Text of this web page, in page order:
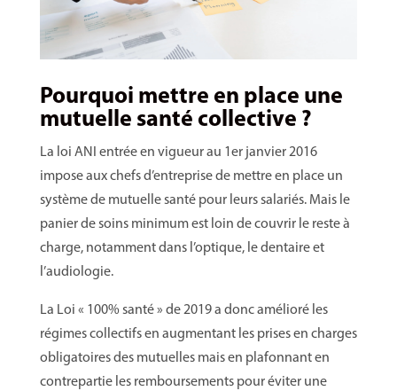
Pourquoi mettre en place une
mutuelle santé collective ?
La loi ANI entrée en vigueur au 1er janvier 2016
impose aux chefs d’entreprise de mettre en place un
système de mutuelle santé pour leurs salariés. Mais le
panier de soins minimum est loin de couvrir le reste à
charge, notamment dans l’optique, le dentaire et
l’audiologie.
La Loi « 100% santé » de 2019 a donc amélioré les
régimes collectifs en augmentant les prises en charges
obligatoires des mutuelles mais en plafonnant en
contrepartie les remboursements pour éviter une